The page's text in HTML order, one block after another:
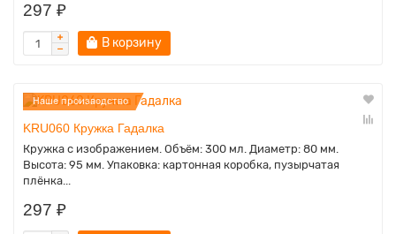
297 ₽
В корзину
Наше производство
KRU060 Кружка Гадалка
Кружка с изображением. Объём: 300 мл. Диаметр: 80 мм.
Высота: 95 мм. Упаковка: картонная коробка, пузырчатая
плёнка...
297 ₽